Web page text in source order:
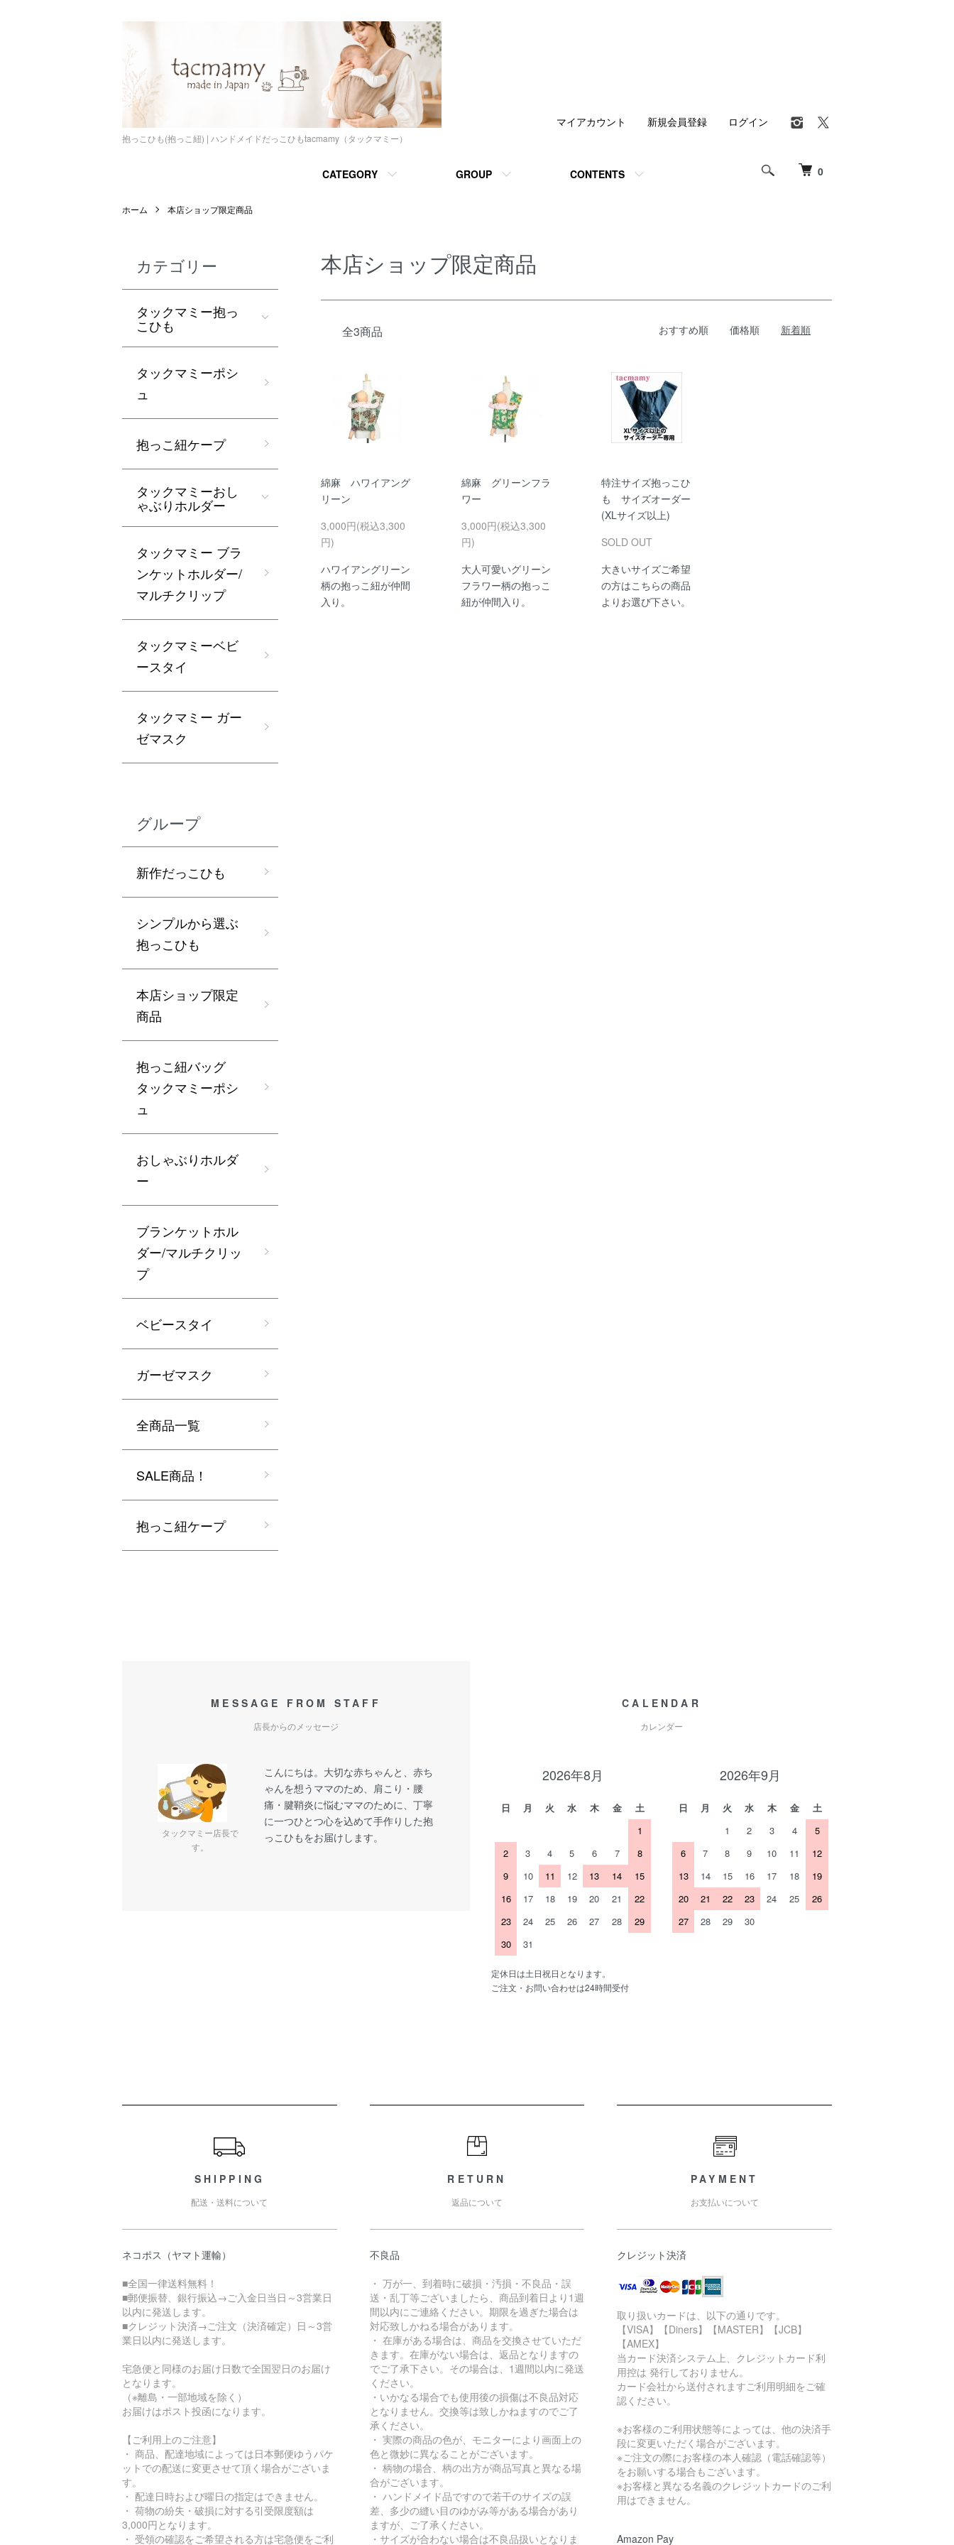
抱っこひも(抱っこ紐) | ハンドメイドだっこひもtacmamy（タックマミー）
0
CATEGORY GROUP CONTENTS
マイアカウント 新規会員登録 ログイン
ホーム 本店ショップ限定商品
本店ショップ限定商品
全3商品 おすすめ順 価格順 新着順
綿麻 ハワイアング
リーン
3,000円(税込3,300
円)
ハワイアングリーン
柄の抱っこ紐が仲間
入り。
綿麻 グリーンフラ
ワー
3,000円(税込3,300
円)
大人可愛いグリーン
フラワー柄の抱っこ
紐が仲間入り。
特注サイズ抱っこひ
も サイズオーダー
(XLサイズ以上)
SOLD OUT
大きいサイズご希望
の方はこちらの商品
よりお選び下さい。
カテゴリー
タックマミー抱っ
こひも
タックマミーポシ
ュ
抱っこ紐ケープ
タックマミーおし
ゃぶりホルダー
タックマミー ブラ
ンケットホルダー/
マルチクリップ
タックマミーベビ
ースタイ
タックマミー ガー
ゼマスク
グループ
新作だっこひも
シンプルから選ぶ
抱っこひも
本店ショップ限定
商品
抱っこ紐バッグ
タックマミーポシ
ュ
おしゃぶりホルダ
ー
ブランケットホル
ダー/マルチクリッ
プ
ベビースタイ
ガーゼマスク
全商品一覧
SALE商品！
抱っこ紐ケープ
MESSAGE FROM STAFF
店長からのメッセージ
タックマミー店長で
す。
こんにちは。大切な赤ちゃんと、赤ち
ゃんを想うママのため、肩こり・腰
痛・腱鞘炎に悩むママのために、丁寧
に一つひとつ心を込めて手作りした抱
っこひもをお届けします。
CALENDAR
カレンダー
2026年8月
日 月 火 水 木 金
土
1
2
3 4 5 6 7
8
9
10 11 12 13 14
15
16
17 18 19 20 21
22
23
24 25 26 27 28
29
30
31
2026年9月
日 月 火 水 木 金
土
1
2 3 4
5
6
7 8 9 10 11
12
13
14 15 16 17 18
19
20
21 22 23 24 25
26
27
28 29 30
定休日は土日祝日となります。
ご注文・お問い合わせは24時間受付
SHIPPING
配送・送料について
ネコポス（ヤマト運輸）
■全国一律送料無料！
■郵便振替、銀行振込→ご入金日当日～3営業日
以内に発送します。
■クレジット決済→ご注文（決済確定）日～3営
業日以内に発送します。
宅急便と同様のお届け日数で全国翌日のお届け
となります。
（※離島・一部地域を除く）
お届けはポスト投函になります。
【ご利用上のご注意】
・ 商品、配達地域によっては日本郵便ゆうパケ
ットでの配送に変更させて頂く場合がございま
す。
・ 配達日時および曜日の指定はできません。
・ 荷物の紛失・破損に対する引受限度額は
3,000円となります。
・ 受領の確認をご希望される方は宅急便をご利
RETURN
返品について
不良品
・ 万が一、到着時に破損・汚損・不良品・誤
送・乱丁等ございましたら、商品到着日より1週
間以内にご連絡ください。期限を過ぎた場合は
対応致しかねる場合があります。
・ 在庫がある場合は、商品を交換させていただ
きます。在庫がない場合は、返品となりますの
でご了承下さい。その場合は、1週間以内に発送
ください。
・いかなる場合でも使用後の損傷は不良品対応
となりません。交換等は致しかねますのでご了
承ください。
・ 実際の商品の色が、モニターにより画面上の
色と微妙に異なることがございます。
・ 柄物の場合、柄の出方が商品写真と異なる場
合がございます。
・ ハンドメイド品ですので若干のサイズの誤
差、多少の縫い目のゆがみ等がある場合があり
ますが、ご了承ください。
・サイズが合わない場合は不良品扱いとなりま
PAYMENT
お支払いについて
クレジット決済
取り扱いカードは、以下の通りです。
【VISA】【Diners】【MASTER】【JCB】
【AMEX】
当カード決済システム上、クレジットカード利
用控は 発行しておりません。
カード会社から送付されますご利用明細をご確
認ください。
※お客様のご利用状態等によっては、他の決済手
段に変更いただく場合がございます。
※ご注文の際にお客様の本人確認（電話確認等）
をお願いする場合もございます。
※お客様と異なる名義のクレジットカードのご利
用はできません。
Amazon Pay